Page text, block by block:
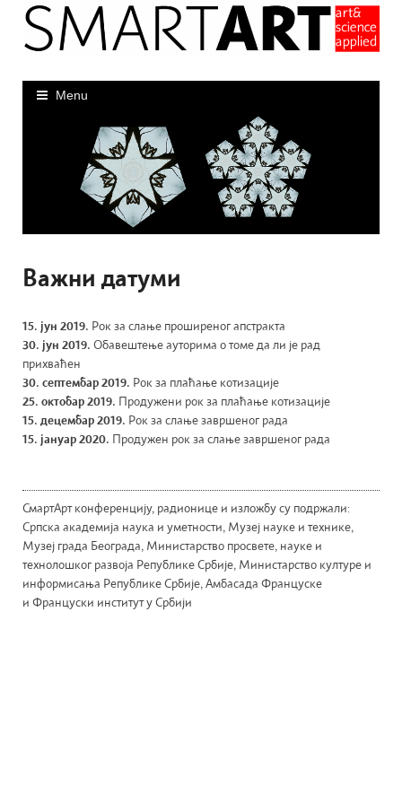
content
Menu
Важни датуми
15. јун 2019. Рок за слање проширеног апстракта
30. јун 2019. Обавештење ауторима о томе да ли је рад
прихваћен
30. септембар 2019. Рок за плаћање котизације
25. октобар 2019. Продужени рок за плаћање котизације
15. децембар 2019. Рок за слање завршеног рада
15. јануар 2020. Продужен рок за слање завршеног рада
СмартАрт конференцију, радионице и изложбу су подржали:
Српска академија наука и уметности, Музеј науке и технике,
Музеј града Београда, Министарство просвете, науке и
технолошког развоја Републике Србије, Министарство културе и
информисања Републике Србије, Амбасада Француске
и Француски институт у Србији